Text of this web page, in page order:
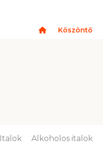
Köszöntő
Italok Alkoholos italok